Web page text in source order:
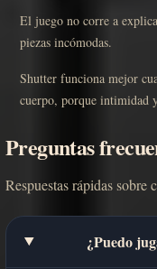
El juego no corre a
piezas incómodas.
Shutter funciona mejor
cuerpo, porque intimidad
Preguntas
Respuestas rápidas
¿Puedo